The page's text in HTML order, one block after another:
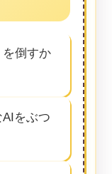
を倒すか
AIをぶつ